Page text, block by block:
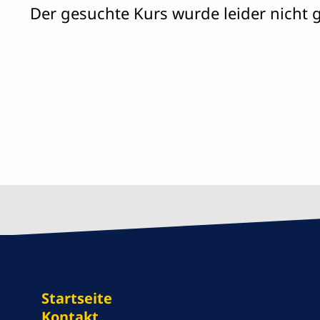
Der gesuchte Kurs wurde leider nicht
Startseite